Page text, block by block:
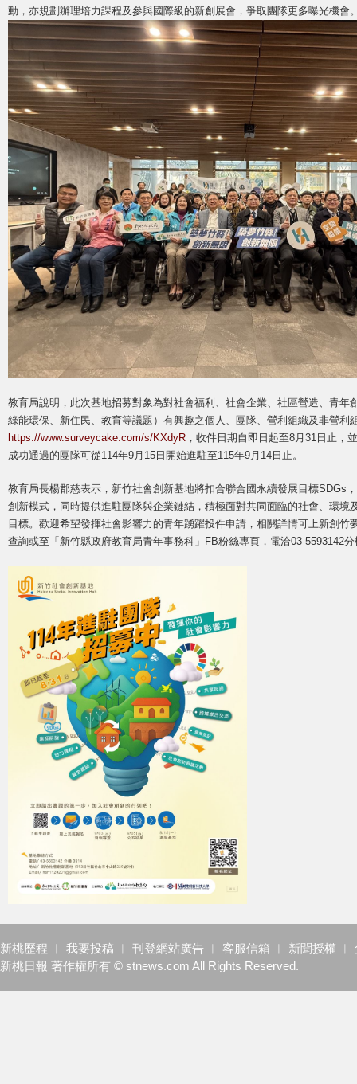
動，亦規劃辦理培力課程及參與國際級的新創展會，爭取團隊更多曝光機會
教育局說明，此次基地招募對象為對社會福利、社會企業、社區營造、青年
綠能環保、新住民、教育等議題）有興趣之個人、團隊、營利組織及非營利
https://www.surveycake.com/s/KXdyR ，收件日期自即日起至8月31日止，
成功通過的團隊可從114年9月15日開始進駐至115年9月14日止。
教育局長楊郡慈表示，新竹社會創新基地將扣合聯合國永續發展目標SDGs
創新模式，同時提供進駐團隊與企業鏈結，積極面對共同面臨的社會、環境
目標。歡迎希望發揮社會影響力的青年踴躍投件申請，相關詳情可上新創竹
查詢或至「新竹縣政府教育局青年事務科」FB粉絲專頁，電洽03-5593142
新桃歷程 ︱ 我要投稿 ︱ 刊登網站廣告 ︱ 客服信箱 ︱ 新聞授權 ︱
新桃日報 著作權所有 © stnews.com All Rights Reserved.